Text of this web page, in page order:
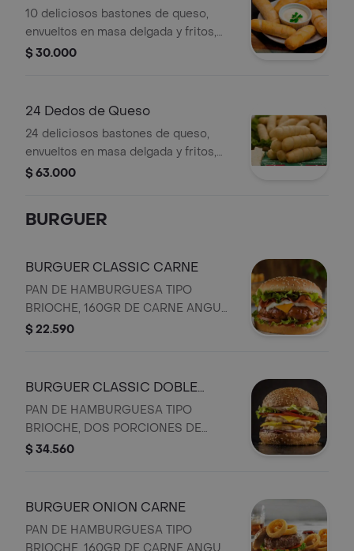
10 deliciosos bastones de queso,
envueltos en masa delgada y fritos,
acompañados de salsa de ajo de la
$ 30.000
24 Dedos de Queso
24 deliciosos bastones de queso,
envueltos en masa delgada y fritos,
acompañados de salsa de ajo de la
$ 63.000
BURGUER
BURGUER CLASSIC CARNE
PAN DE HAMBURGUESA TIPO
BRIOCHE, 160GR DE CARNE ANGUS
ARTESANAL, TOCINETA, QUESO
PEPINILLO, MAIZ DULCE, LECHUGA,
KETCHUP
$ 22.590
BURGUER CLASSIC DOBLE
POLLO
PAN DE HAMBURGUESA TIPO
BRIOCHE, DOS PORCIONES DE
160GR DE PECHUGA DE POLLO
CEBOLLA CARAMELIZADA,
TOMATE, SALSA DE AJO Y SALSA
$ 34.560
BURGUER ONION CARNE
PAN DE HAMBURGUESA TIPO